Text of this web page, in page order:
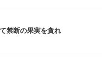
禁断の果実を貪れ